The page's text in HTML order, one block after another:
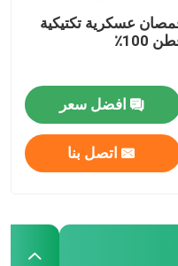
عسكرية تكتيكية
100٪
افضل سعر
اتصل بنا